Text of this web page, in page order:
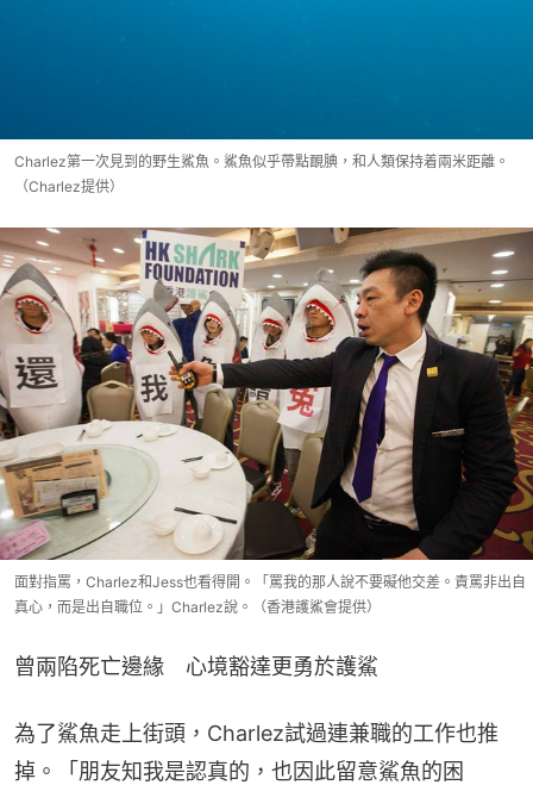
Charlez第一次見到的野生鯊魚。鯊魚似乎帶點靦腆，和人類保持着兩米距離。
（Charlez提供）
面對指罵，Charlez和Jess也看得開。「罵我的那人說不要礙他交差。責罵非出自
真心，而是出自職位。」Charlez說。（香港護鯊會提供）
曾兩陷死亡邊緣　心境豁達更勇於護鯊
為了鯊魚走上街頭，Charlez試過連兼職的工作也推
掉。「朋友知我是認真的，也因此留意鯊魚的困